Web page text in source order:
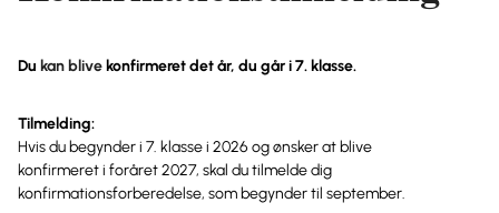
Du kan blive konfirmeret det år, du går i 7. klasse.
Tilmelding:
Hvis du begynder i 7. klasse i 2026 og ønsker at blive
konfirmeret i foråret 2027, skal du tilmelde dig
konfirmationsforberedelse, som begynder til september.